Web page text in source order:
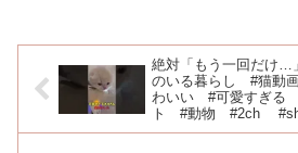
絶対「もう一回だけ…
のいる暮らし #猫
わいい #可愛すぎ
ト #動物 #2ch